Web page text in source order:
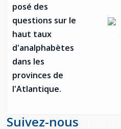
posé des
questions sur le
haut taux
d'analphabètes
dans les
provinces de
l'Atlantique.
Suivez-nous